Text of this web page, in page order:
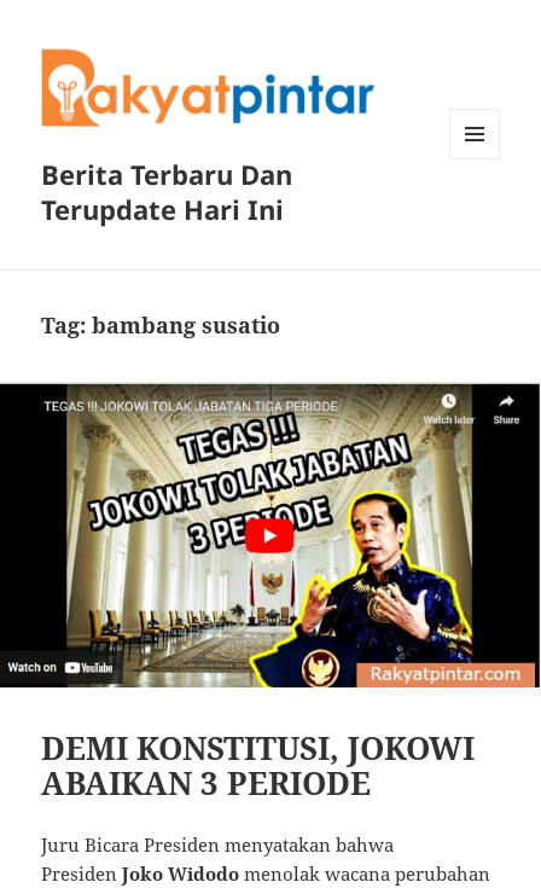
Berita Terbaru Dan
Terupdate Hari Ini
Tag:bambang susatio
DEMI KONSTITUSI, JOKOWI
ABAIKAN 3 PERIODE
Juru Bicara Presiden menyatakan bahwa
PresidenJoko Widodo menolak wacana perubahan